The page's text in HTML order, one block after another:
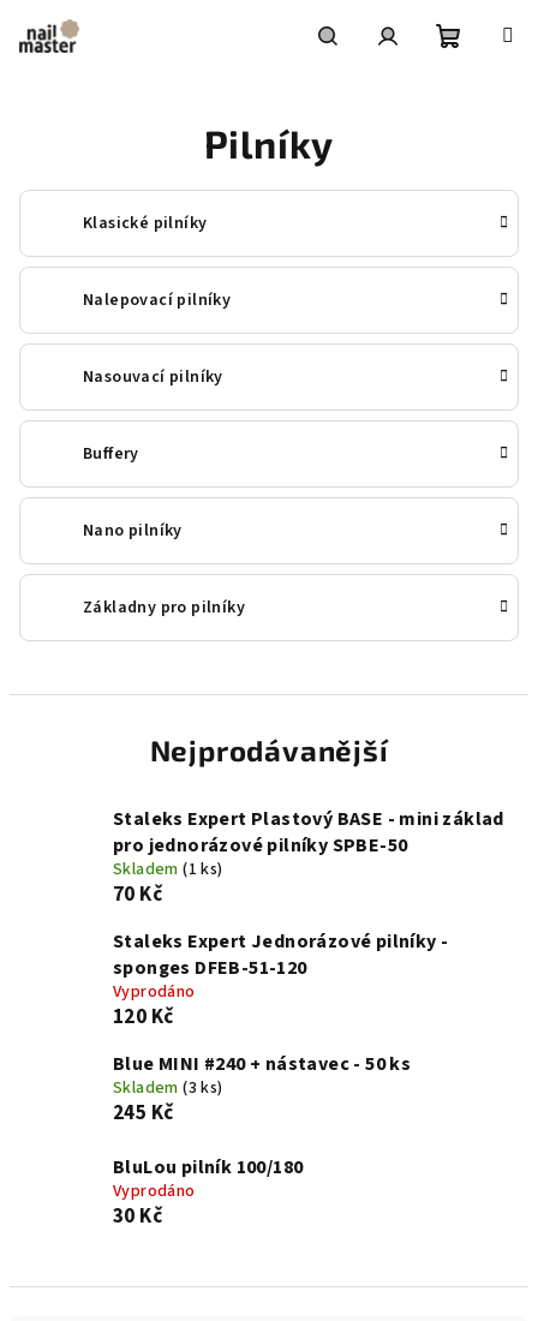
obsah
Pilníky
Klasické pilníky
Nalepovací pilníky
Nasouvací pilníky
Buffery
Nano pilníky
Základny pro pilníky
Nejprodávanější
Staleks Expert Plastový BASE - mini základ
pro jednorázové pilníky SPBE-50
Skladem(1 ks)
70 Kč
Staleks Expert Jednorázové pilníky -
sponges DFEB-51-120
Vyprodáno
120 Kč
Blue MINI #240 + nástavec - 50 ks
Skladem(3 ks)
245 Kč
BluLou pilník 100/180
Vyprodáno
30 Kč